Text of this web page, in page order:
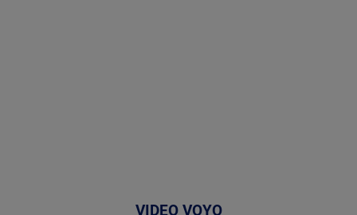
VIDEO VOYO